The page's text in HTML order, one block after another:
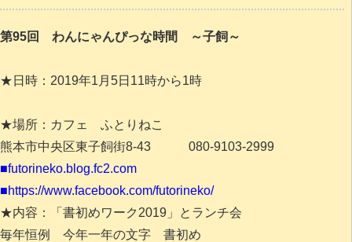
第95回 わんにゃんぴっな時間 ～子飼～
★日時：2019年1月5日11時から1時
★場所：カフェ ふとりねこ
熊本市中央区東子飼街8-43 080-9103-2999
■futorineko.blog.fc2.com
■https://www.facebook.com/futorineko/
★内容：「書初めワーク2019」とランチ会
毎年恒例 今年一年の文字 書初め